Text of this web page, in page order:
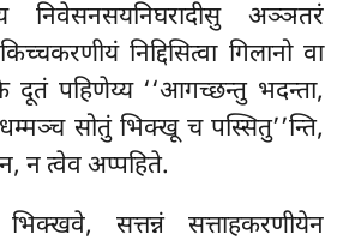
निवेसनसयनिघरादीसु अञ्ञतरं
निद्दिसित्वा गिलानो वा
दूतं पहिणेय्य ‘‘आगच्छन्तु भदन्ता,
सोतुं भिक्खू च पस्सितु’’न्ति,
न त्वेव अप्पहिते.
भिक्खवे, सत्तन्नं सत्ताहकरणीयेन